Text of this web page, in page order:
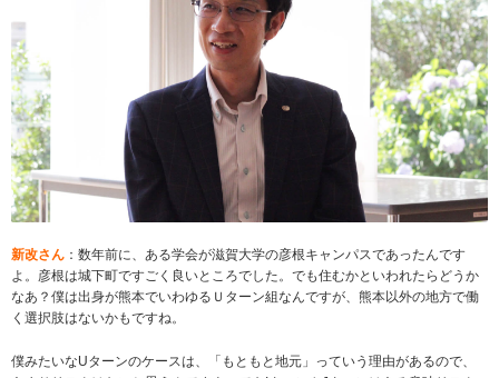
新改さん ：数年前に、ある学会が滋賀大学の彦根キャンパスであったんです
よ。彦根は城下町ですごく良いところでした。でも住むかといわれたらどうか
なあ？僕は出身が熊本でいわゆるＵターン組なんですが、熊本以外の地方で働
く選択肢はないかもですね。
僕みたいなUターンのケースは、「もともと地元」っていう理由があるので、